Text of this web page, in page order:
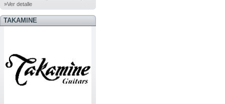
»Ver detalle
TAKAMINE